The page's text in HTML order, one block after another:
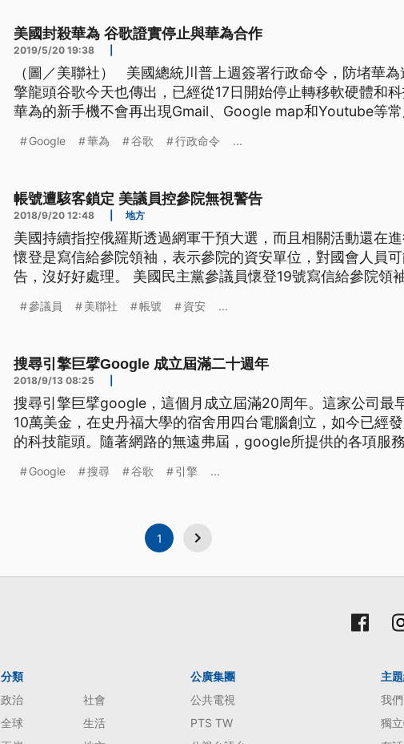
美國封殺華為 谷歌證實停止與華為合作
2019/5/20 19:38
（圖／美聯社） 美國總統川普上週簽署行政命令，防堵華為進入美國企業，搜尋引
擎龍頭谷歌今天也傳出，已經從17日開始停止轉移軟硬體和
華為的新手機不會再出現Gmail、Google map和Youtube等
業系統。 美國總統川普上週三簽署行政命令，禁止美國企業
Google 華為 谷歌 行政命令 ...
帳號遭駭客鎖定 美議員控參院無視警告
2018/9/20 12:48 地方
美國持續指控俄羅斯透過網軍干預大選，而且相關活動還在
懷登是寫信給參院領袖，表示參院的資安單位，對國會人員
告，沒好好處理。 美國民主黨參議員懷登19號寫信給參院領
子郵件帳號，人數不詳。但美國參議院資安單位卻無視警告未
參議員 美聯社 帳號 資安 ...
搜尋引擎巨擘Google 成立屆滿二十週年
2018/9/13 08:25
搜尋引擎巨擘google，這個月成立屆滿20周年。這家公司最
10萬美金，在史丹福大學的宿舍用四台電腦創立，如今已經
的科技龍頭。隨著網路的無遠弗屆，google所提供的各項服
讀博士時，研發出準確度較高的搜尋引擎，起初名為backrub
Google 搜尋 谷歌 引擎 ...
1
分類
政治
社會
全球
生活
公廣集團
公共電視
PTS TW
主
我
獨